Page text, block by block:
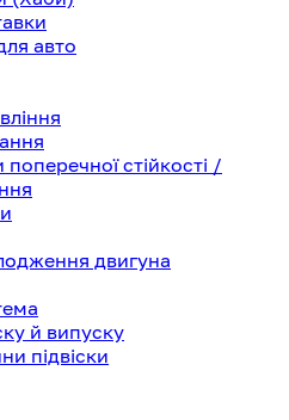
авто
поперечної стійкості /
двигуна
й випуску
підвіски